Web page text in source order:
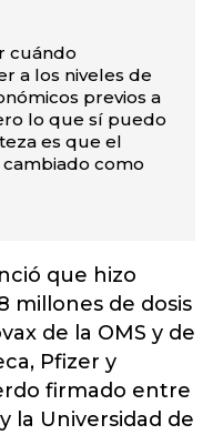
cuándo
a los niveles de
previos a
lo que sí puedo
es que el
cambiado como
que hizo
millones de dosis
de la OMS y de
Pfizer y
firmado entre
la Universidad de